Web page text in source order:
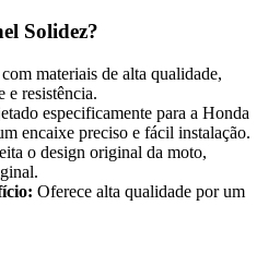
Solidez?
materiais de alta qualidade,
e resistência.
especificamente para a Honda
encaixe preciso e fácil instalação.
o design original da moto,
Oferece alta qualidade por um